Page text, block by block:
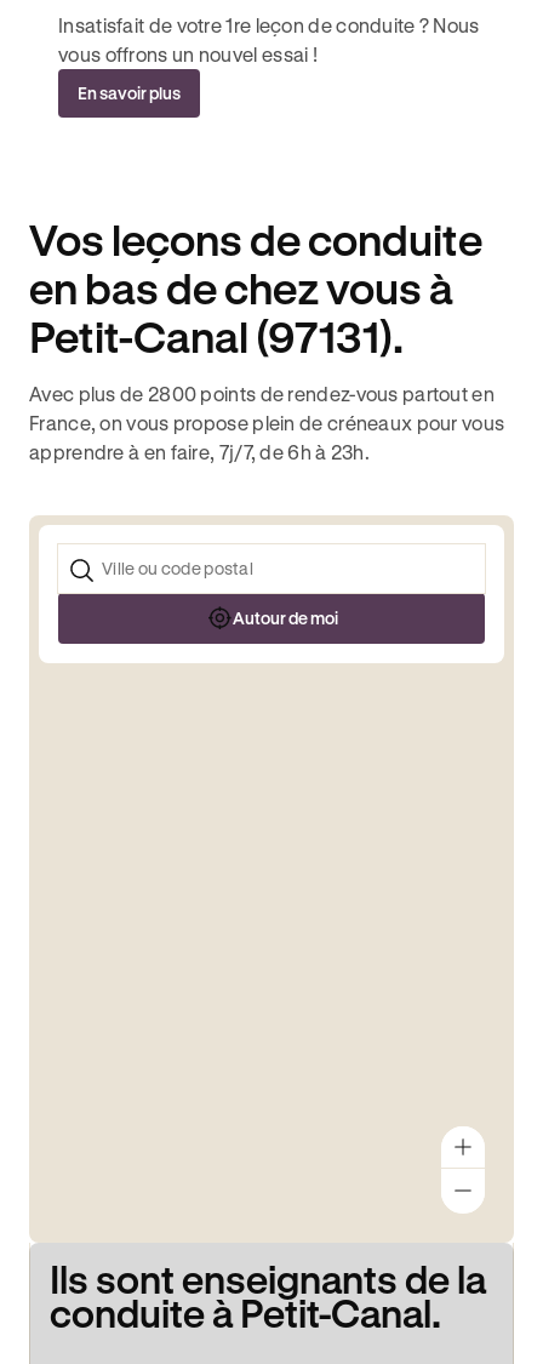
Insatisfait de votre 1re leçon de conduite ? Nous
vous offrons un nouvel essai !
En savoir plus
Vos leçons de conduite
en bas de chez vous à
Petit-Canal (97131).
Avec plus de 2800 points de rendez-vous partout en
France, on vous propose plein de créneaux pour vous
apprendre à en faire, 7j/7, de 6h à 23h.
Autour de moi
Ils sont enseignants de la
conduite à Petit-Canal.